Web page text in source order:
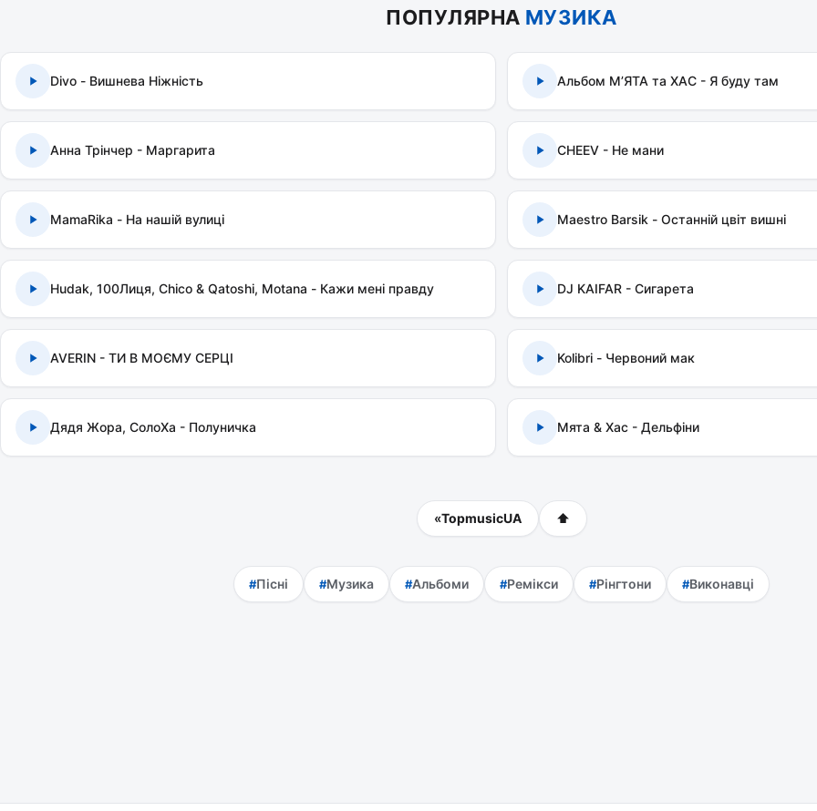
ПОПУЛЯРНА МУЗИКА
Divo - Вишнева Ніжність Альбом МʼЯТА та ХАС - Я буду там
Анна Трінчер - Маргарита CHEEV - Не мани
MamaRika - На нашій вулиці Maestro Barsik - Останній цвіт вишні
Hudak, 100Лиця, Chico & Qatoshi, Motana - Кажи мені правду DJ KAIFAR - Сигарета
AVERIN - ТИ В МОЄМУ СЕРЦІ Kolibri - Червоний мак
Дядя Жора, СолоХа - Полуничка Мята & Хас - Дельфіни
«TopmusicUA ⬆
Пісні Музика Альбоми Ремікси Рінгтони Виконавці